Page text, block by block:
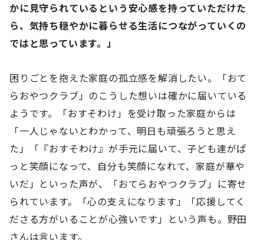
かに見守られているという安心感を持っていただけた
ら、気持ち穏やかに暮らせる生活につながっていくの
ではと思っています。」
困りごとを抱えた家庭の孤立感を解消したい。「おて
らおやつクラブ」のこうした想いは確かに届いている
ようです。「おすそわけ」を受け取った家庭からは
「一人じゃないとわかって、明日も頑張ろうと思え
た」「『おすそわけ』が手元に届いて、子ども達がぱ
っと笑顔になって、自分も笑顔になれて、家庭が華や
いだ」といった声が、「おてらおやつクラブ」に寄せ
られています。「心の支えになります」「応援してく
ださる方がいることが心強いです」という声も。野田
さんは言います。